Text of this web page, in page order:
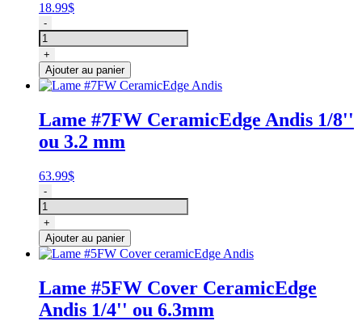
18.99$
quantité
de
Couteau
en
céramique
pour
de
tondeuse
#40
#50,
Andis
-
+
Ajouter au panier
Lame #7FW CeramicEdge Andis 1/8''
ou 3.2 mm
63.99$
quantité
de
Lame
#7FW
CeramicEdge
Andis
-
+
Ajouter au panier
Lame #5FW Cover CeramicEdge
Andis 1/4'' ou 6.3mm